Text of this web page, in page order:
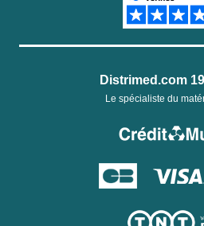
Distrimed.com
Le spécialiste du